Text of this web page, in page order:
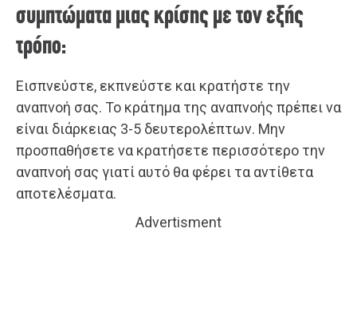
συμπτώματα μιας κρίσης με τον εξής
τρόπο:
Εισπνεύστε, εκπνεύστε και κρατήστε την
αναπνοή σας. Το κράτημα της αναπνοής πρέπει να
είναι διάρκειας 3-5 δευτερολέπτων. Μην
προσπαθήσετε να κρατήσετε περισσότερο την
αναπνοή σας γιατί αυτό θα φέρει τα αντίθετα
αποτελέσματα.
Advertisment